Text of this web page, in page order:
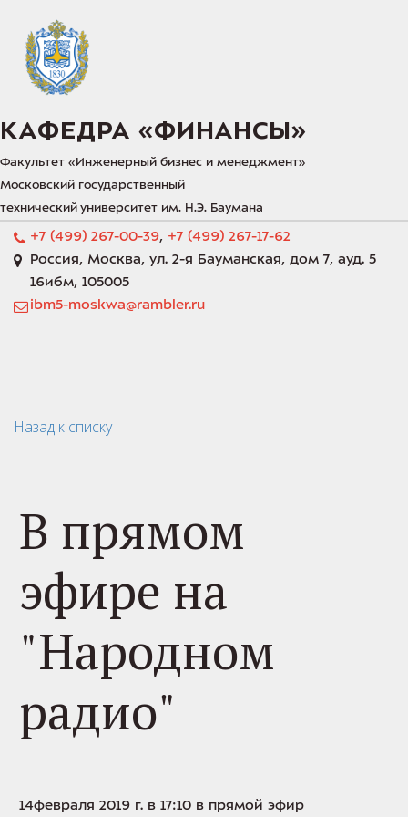
КАФЕДРА «‎ФИНАНСЫ»‎
Факультет «‎Инженерный бизнес и менеджмент»‎
Московский государственный
технический университет им. Н.Э. Баумана
+7 (499) 267-00-39, +7 (499) 267-17-62
Россия, Москва, ул. 2-я Бауманская, дом 7, ауд. 5
16ибм, 105005
ibm5-moskwa@rambler.ru
Назад к списку
В прямом
эфире на
"Народном
радио"
14февраля 2019 г. в 17:10 в прямой эфир